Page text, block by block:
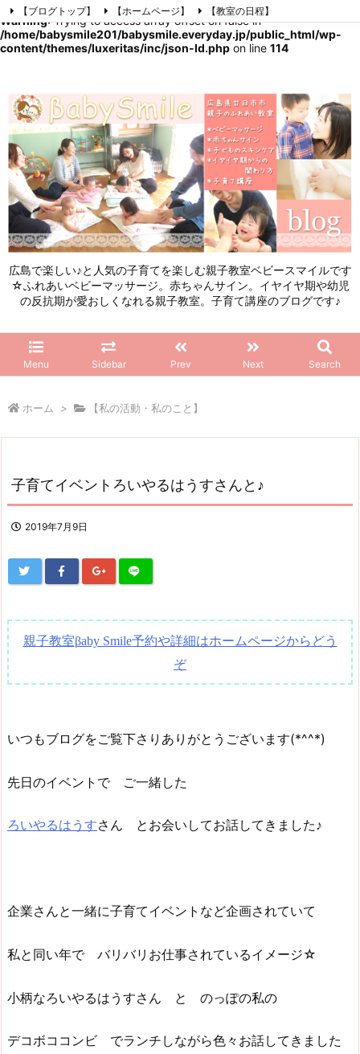
Warning: Trying to access array offset on false in
/home/babysmile201/babysmile.everyday.jp/public_html/wp-
content/themes/luxeritas/inc/json-ld.php on line 114
広島で楽しい♪と人気の子育てを楽しむ親子教室ベビースマイルです
☆ふれあいベビーマッサージ。赤ちゃんサイン。イヤイヤ期や幼児
の反抗期が愛おしくなれる親子教室。子育て講座のブログです♪
Menu Sidebar Prev Next Search
【ブログトップ】 【ホームページ】
【教室の日程】
【参加したママの感想】
【お問い合わせ】
【初めてこのブログを見る方へ】
Facebook Instagram
ホーム > 【私の活動・私のこと】
子育てイベントろいやるはうすさんと♪
2019年7月9日
親子教室βaby Smile予約や詳細はホームページからどう
ぞ
いつもブログをご覧下さりありがとうございます(*^^*)
先日のイベントで ご一緒した
ろいやるはうすさん とお会いしてお話してきました♪
企業さんと一緒に子育てイベントなど企画されていて
私と同い年で バリバリお仕事されているイメージ☆
小柄なろいやるはうすさん と のっぽの私の
デコボココンビ でランチしながら色々お話してきました